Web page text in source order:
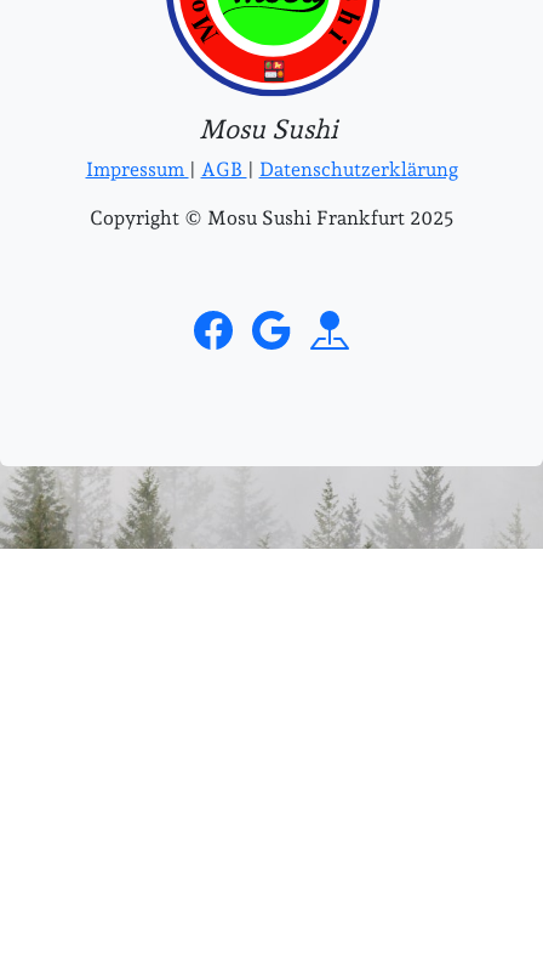
Mosu Sushi
Impressum | AGB | Datenschutzerklärung
Copyright © Mosu Sushi Frankfurt 2025